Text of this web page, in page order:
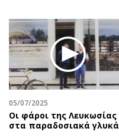
05/07/2025
Οι φάροι της Λευκωσίας
στα παραδοσιακά γλυκά